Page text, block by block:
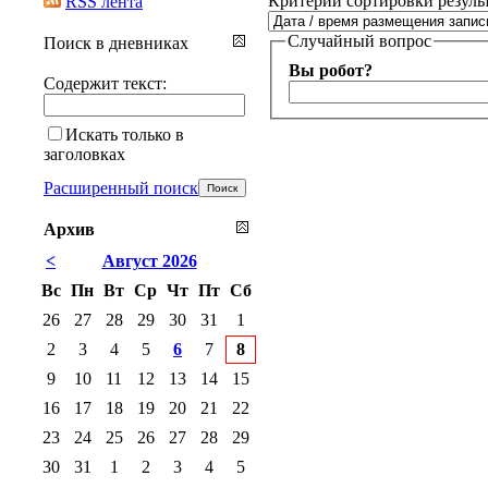
Случайный вопрос
Вы робот?
Поиск в дневниках
Содержит текст:
Искать только в
заголовках
Расширенный поиск
Архив
<
Август 2026
Вс Пн Вт Ср Чт Пт Сб
26
27 28 29 30 31
1
2
3 4 5 6 7
8
9
10 11 12 13 14
15
16
17 18 19 20 21
22
23
24 25 26 27 28
29
30
31 1 2 3 4 5